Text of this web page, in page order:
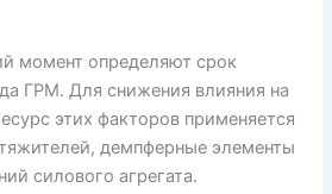
момент определяют срок
ГРМ. Для снижения влияния на
этих факторов применяется
демпферные элементы
силового агрегата.